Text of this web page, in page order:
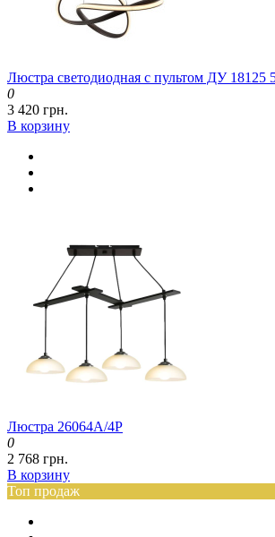
Люстра светодиодная с пультом ДУ 18125
0
3 420 грн.
В корзину
Люстра 26064A/4P
0
2 768 грн.
В корзину
Топ продаж